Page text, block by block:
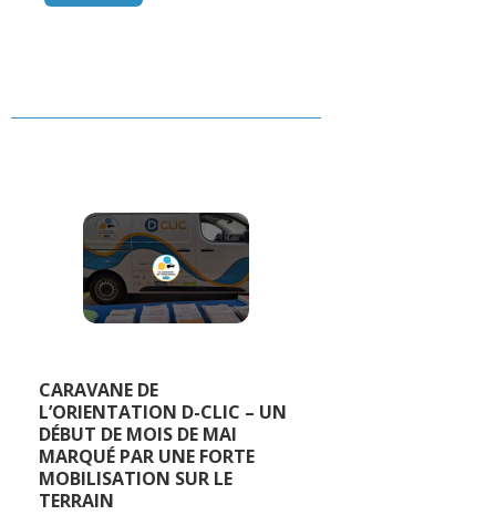
CARAVANE DE
L’ORIENTATION D-CLIC – UN
DÉBUT DE MOIS DE MAI
MARQUÉ PAR UNE FORTE
MOBILISATION SUR LE
TERRAIN